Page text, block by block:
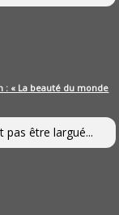
: « La beauté du monde
être largué...